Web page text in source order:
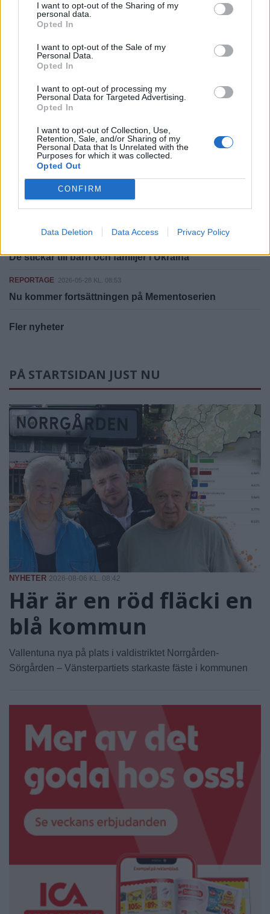
I want to opt-out of the Sharing of my
personal data.
Opted In
I want to opt-out of the Sale of my
Personal Data.
Opted In
I want to opt-out of processing my
Personal Data for Targeted Advertising.
Opted In
I want to opt-out of Collection, Use,
Retention, Sale, and/or Sharing of my
Personal Data that Is Unrelated with the
Purposes for which it was collected.
Opted Out
CONFIRM
Data Deletion Data Access Privacy Policy
REPORTAGE 2026-07-30 KL. 08:48
Surkålen blev starten på ett nytt företag
Sherlock Holmes-jobbet i Brottby
Dyrgripen stortrivs i Vallentunasjön – ”jättevanlig”
Här varvas det upp inför motorsommaren
REPORTAGE
Grillstjärnan från Vallentuna tävlade i SM
REPORTAGE 2026-06-04 KL. 08:52
De stickar till barn och familjer i Ukraina
REPORTAGE 2026-05-28 KL. 08:53
Nu kommer fortsättningen på Mementoserien
Fler nyheter
PÅ STARTSIDAN JUST NU
NYHETER 2026-08-06 KL. 08:42
Här är en röd fläcki en
blå kommun
Vallentuna nya på plats i valdistriktet Norrgården-
Sörgården – Vänsterpartiets starkaste fäste i kommunen